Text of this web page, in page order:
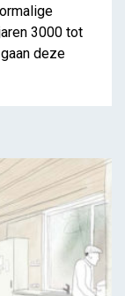
3000 tot
deze